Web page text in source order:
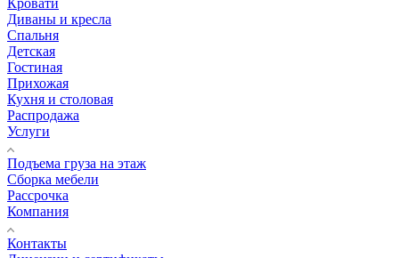
Диваны и кресла
Спальня
Детская
Гостиная
Прихожая
Кухня и столовая
Распродажа
Услуги
Подъема груза на этаж
Сборка мебели
Рассрочка
Компания
Контакты